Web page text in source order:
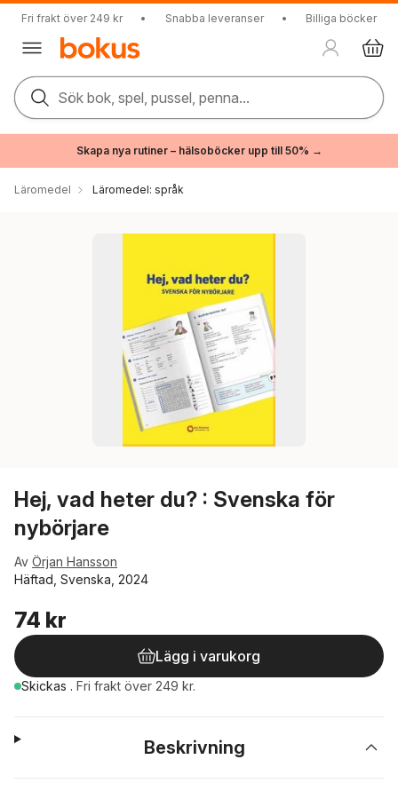
Fri frakt över 249 kr • Snabba leveranser • Billiga böcker
Sök bok, spel, pussel, penna...
Skapa nya rutiner – hälsoböcker upp till 50% →
Läromedel Läromedel: språk
Hej, vad heter du? : Svenska för
nybörjare
Av Örjan Hansson
Häftad, Svenska, 2024
74 kr
Lägg i varukorg
Skickas . Fri frakt över 249 kr.
Beskrivning